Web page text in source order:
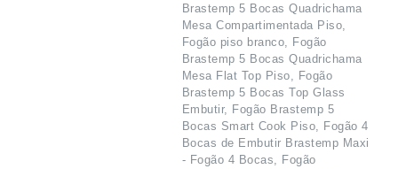
Brastemp 5 Bocas Quadrichama
Mesa Compartimentada Piso,
Fogão piso branco, Fogão
Brastemp 5 Bocas Quadrichama
Mesa Flat Top Piso, Fogão
Brastemp 5 Bocas Top Glass
Embutir, Fogão Brastemp 5
Bocas Smart Cook Piso, Fogão 4
Bocas de Embutir Brastemp Maxi
- Fogão 4 Bocas, Fogão